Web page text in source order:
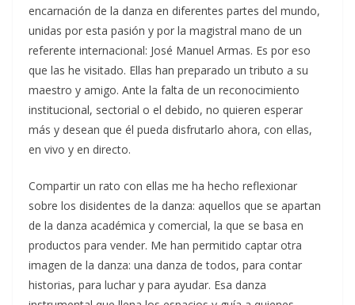
encarnación de la danza en diferentes partes del mundo,
unidas por esta pasión y por la magistral mano de un
referente internacional: José Manuel Armas. Es por eso
que las he visitado. Ellas han preparado un tributo a su
maestro y amigo. Ante la falta de un reconocimiento
institucional, sectorial o el debido, no quieren esperar
más y desean que él pueda disfrutarlo ahora, con ellas,
en vivo y en directo.
Compartir un rato con ellas me ha hecho reflexionar
sobre los disidentes de la danza: aquellos que se apartan
de la danza académica y comercial, la que se basa en
productos para vender. Me han permitido captar otra
imagen de la danza: una danza de todos, para contar
historias, para luchar y para ayudar. Esa danza